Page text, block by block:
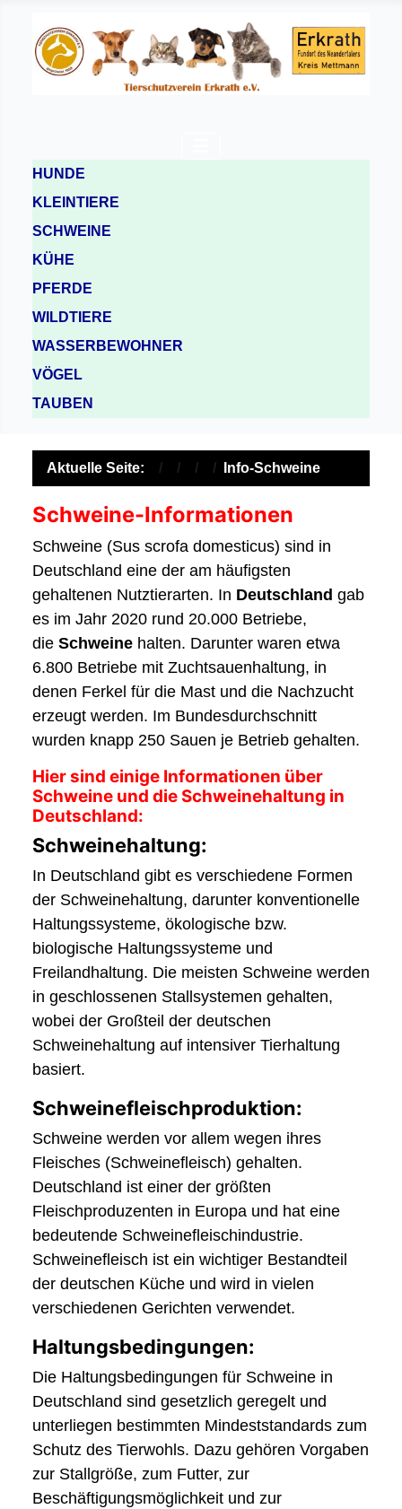
HUNDE
KLEINTIERE
SCHWEINE
KÜHE
PFERDE
WILDTIERE
WASSERBEWOHNER
VÖGEL
TAUBEN
Aktuelle Seite: Info-Schweine
Schweine-Informationen
Schweine (Sus scrofa domesticus) sind in
Deutschland eine der am häufigsten
gehaltenen Nutztierarten. In Deutschland gab
es im Jahr 2020 rund 20.000 Betriebe,
die Schweine halten. Darunter waren etwa
6.800 Betriebe mit Zuchtsauenhaltung, in
denen Ferkel für die Mast und die Nachzucht
erzeugt werden. Im Bundesdurchschnitt
wurden knapp 250 Sauen je Betrieb gehalten.
Hier sind einige Informationen über
Schweine und die Schweinehaltung in
Deutschland:
Schweinehaltung:
In Deutschland gibt es verschiedene Formen
der Schweinehaltung, darunter konventionelle
Haltungssysteme, ökologische bzw.
biologische Haltungssysteme und
Freilandhaltung. Die meisten Schweine werden
in geschlossenen Stallsystemen gehalten,
wobei der Großteil der deutschen
Schweinehaltung auf intensiver Tierhaltung
basiert.
Schweinefleischproduktion:
Schweine werden vor allem wegen ihres
Fleisches (Schweinefleisch) gehalten.
Deutschland ist einer der größten
Fleischproduzenten in Europa und hat eine
bedeutende Schweinefleischindustrie.
Schweinefleisch ist ein wichtiger Bestandteil
der deutschen Küche und wird in vielen
verschiedenen Gerichten verwendet.
Haltungsbedingungen:
Die Haltungsbedingungen für Schweine in
Deutschland sind gesetzlich geregelt und
unterliegen bestimmten Mindeststandards zum
Schutz des Tierwohls. Dazu gehören Vorgaben
zur Stallgröße, zum Futter, zur
Beschäftigungsmöglichkeit und zur